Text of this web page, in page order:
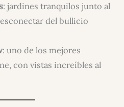
: jardines tranquilos junto al
del bullicio
: uno de los mejores
con vistas increíbles al